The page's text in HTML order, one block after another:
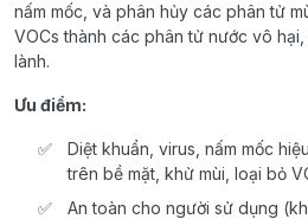
nấm mốc, và phân hủy các phân tử
VOCs thành các phân tử nước vô
lành.
Ưu điểm:
Diệt khuẩn, virus, nấm mốc
trên bề mặt, khử mùi, loại bỏ
An toàn cho người sử dụng